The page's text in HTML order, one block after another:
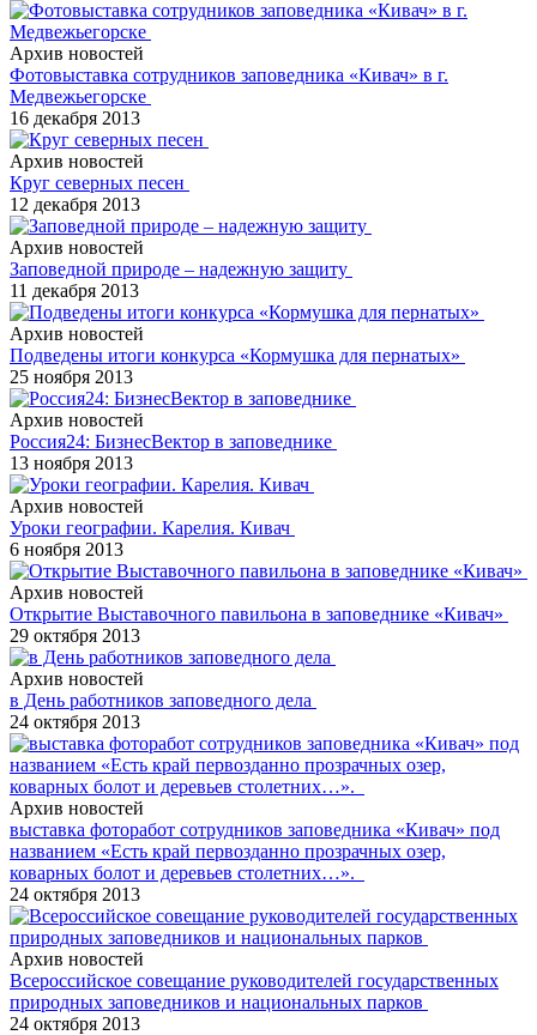
Архив новостей
Фотовыставка сотрудников заповедника «Кивач» в г.
Медвежьегорске
16 декабря 2013
Архив новостей
Круг северных песен
12 декабря 2013
Архив новостей
Заповедной природе – надежную защиту
11 декабря 2013
Архив новостей
Подведены итоги конкурса «Кормушка для пернатых»
25 ноября 2013
Архив новостей
Россия24: БизнесВектор в заповеднике
13 ноября 2013
Архив новостей
Уроки географии. Карелия. Кивач
6 ноября 2013
Архив новостей
Открытие Выставочного павильона в заповеднике «Кивач»
29 октября 2013
Архив новостей
в День работников заповедного дела
24 октября 2013
Архив новостей
выставка фоторабот сотрудников заповедника «Кивач» под
названием «Есть край первозданно прозрачных озер,
коварных болот и деревьев столетних…».
24 октября 2013
Архив новостей
Всероссийское совещание руководителей государственных
природных заповедников и национальных парков
24 октября 2013